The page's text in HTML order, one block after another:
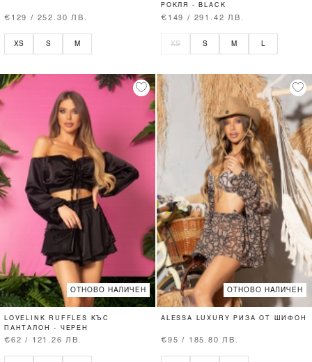
€129 / 252.30 ЛВ.
XS S M
РОКЛЯ - BLACK
€149 / 291.42 ЛВ.
XS S M
ОТНОВО НАЛИЧЕН
LOVELINK RUFFLES КЪС
ПАНТАЛОН - ЧЕРЕН
€62 / 121.26 ЛВ.
ОТНОВО НАЛИЧЕН
ALESSA LUXURY РИЗА ОТ ШИФОН
€95 / 185.80 ЛВ.